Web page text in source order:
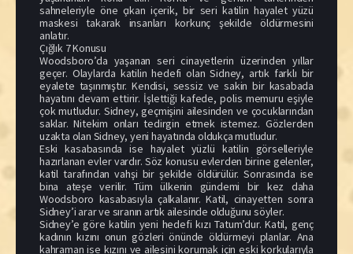
sahneleriyle öne çıkan içerik, bir seri katilin hayalet yüzü
maskesi takarak insanları korkunç şekilde öldürmesini
anlatır.
Çığlık 7 Konusu
Woodsboro’da yaşanan seri cinayetlerin üzerinden yıllar
geçer. Olaylarda katilin hedefi olan Sidney, artık farklı bir
eyalete taşınmıştır. Kendisi, sessiz ve sakin bir kasabada
hayatını devam ettirir. İşlettiği kafede, polis memuru eşiyle
çok mutludur. Sidney, geçmişini ailesinden ve çocuklarından
saklar. Nitekim onları tedirgin etmek istemez. Gözlerden
uzakta olan Sidney, yeni hayatında oldukça mutludur.
Eski kasabasında ise hayalet yüzlü katilin görselleriyle
hazırlanan evler vardır. Söz konusu evlerden birine gelenler,
katil tarafından vahşi bir şekilde öldürülür. Sonrasında ise
bina ateşe verilir. Tüm ülkenin gündemi bir kez daha
Woodsboro kasabasıyla çalkalanır. Katil, cinayetten sonra
Sidney’i arar ve sıranın artık ailesinde olduğunu söyler.
Sidney’e göre katilin yeni hedefi kızı Tatum’dur. Katil, genç
kadının kızını onun gözleri önünde öldürmeyi planlar. Ana
kahraman ise kızını ve ailesini korumak için eski korkularıyla